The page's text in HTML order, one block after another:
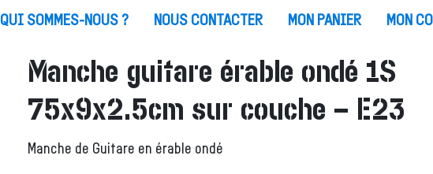
QUI SOMMES-NOUS ? NOUS CONTACTER MON PANIER MON
Manche guitare érable ondé 1S
75x9x2.5cm sur couche – E23
Manche de Guitare en érable ondé